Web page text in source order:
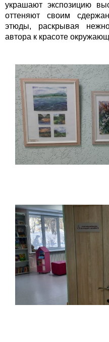
украшают экспозицию
оттеняют своим
этюды, раскрывая
автора к красоте